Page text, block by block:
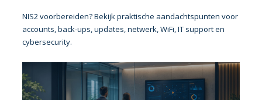
NIS2 voorbereiden? Bekijk praktische aandachtspunten voor
accounts, back-ups, updates, netwerk, WiFi, IT support en
cybersecurity.